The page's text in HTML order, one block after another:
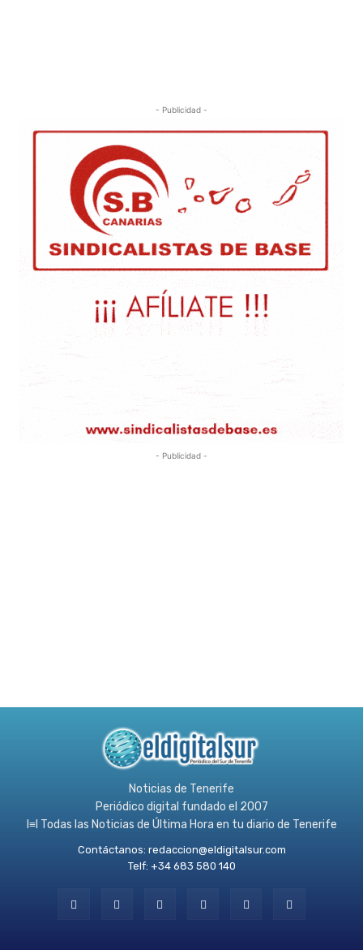
- Publicidad -
- Publicidad -
Noticias de Tenerife
Periódico digital fundado el 2007
l≡l Todas las Noticias de Última Hora en tu diario de Tenerife
Contáctanos: redaccion@eldigitalsur.com
Telf: +34 683 580 140